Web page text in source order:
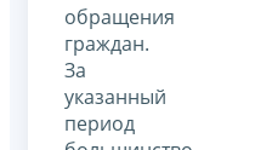
обращения
граждан.
За
указанный
период